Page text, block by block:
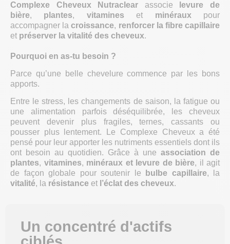
Complexe Cheveux Nutraclear associe levure de
bière, plantes, vitamines et minéraux pour
accompagner lacroissance, renforcer la fibre capillaire
et préserver la vitalité des cheveux.
Pourquoi en as-tu besoin ?
Parce qu’une belle chevelure commence par les bons
apports.
Entre le stress, les changements de saison, la fatigue ou
une alimentation parfois déséquilibrée, les cheveux
peuvent devenir plus fragiles, ternes, cassants ou
pousser plus lentement. Le Complexe Cheveux a été
pensé pour leur apporter les nutriments essentiels dont ils
ont besoin au quotidien. Grâce à une association de
plantes, vitamines, minéraux et levure de bière, il agit
de façon globale pour soutenir le
bulbe capillaire, la
vitalité, la résistance et l’éclat des cheveux.
Un concentré d'actifs